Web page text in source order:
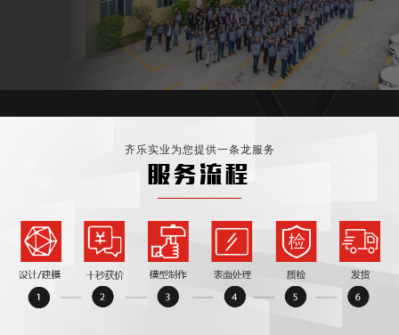
齐乐实业为您提供一条龙服务
服务流程